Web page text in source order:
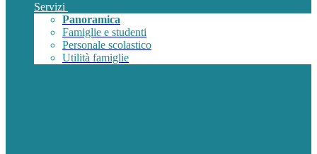
Servizi
Panoramica
Famiglie e studenti
Personale scolastico
Utilità famiglie